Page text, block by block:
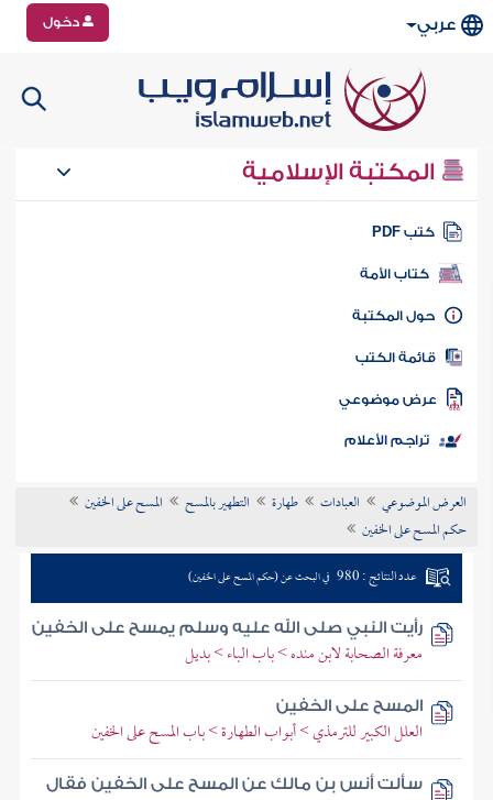
عربي دخول
المكتبة الإسلامية
كتب PDF
كتاب الأمة
المكتبة
الكتب
موضوعي
تراجم الأعلام
العرض الموضوعي العبادات طهارة التطهير بالمسح
المسح على الخفين
حكم المسح على الخفين
عدد النتائج : 980 في البحث عن (حكم المسح على الخفين)
رأيت النبي صلى الله عليه وسلم يمسح على الخفين
معرفة الصحابة لابن منده > باب الباء > بديل
المسح على الخفين
العلل الكبير للترمذي > أبواب الطهارة > باب المسح على الخفين
سألت أنس بن مالك عن المسح على الخفين فقال